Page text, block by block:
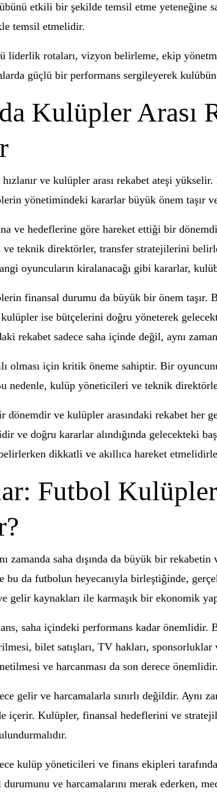
etkili bir şekilde temsil etme yeteneğine
temsil etmelidir.
liderlik rotaları, vizyon belirleme, ekip
güçlü bir performans sergileyerek
Kulüpler Arası
hızlanır ve kulüpler arası rekabet ateşi
yönetimindeki kararlar büyük önem taşır
ve hedeflerine göre hareket ettiği bir
teknik direktörler, transfer stratejilerini
oyuncuların kiralanacağı gibi kararlar,
finansal durumu da büyük bir önem
ise bütçelerini doğru yöneterek
rekabet sadece saha içinde değil, aynı
olması için kritik öneme sahiptir. Bir
nedenle, kulüp yöneticileri ve teknik
dönemdir ve kulüpler arasındaki rekabet her
ve doğru kararlar alındığında gelecekteki
dikkatli ve akıllıca hareket
Futbol
zamanda saha dışında da büyük bir
da futbolun heyecanıyla birleştiğinde,
gelir kaynakları ile karmaşık bir ekonomik
saha içindeki performans kadar
bilet satışları, TV hakları,
ve harcanması da son derece önemlidir.
gelir ve harcamalarla sınırlı değildir. Aynı
içerir. Kulüpler, finansal hedeflerini ve
kulüp yöneticileri ve finans ekipleri
ve harcamalarını merak ederken,